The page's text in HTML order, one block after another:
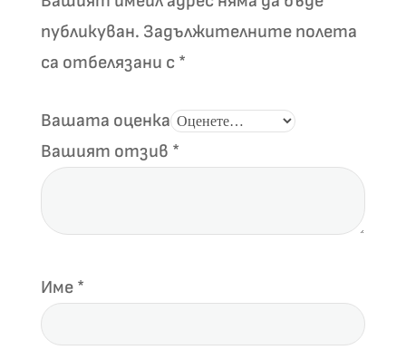
публикуван. Задължителните полета
са отбелязани с *
Вашата оценка
Вашият отзив *
Име *